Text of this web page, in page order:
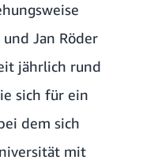
Jan Röder
jährlich rund
sich für ein
dem sich
mit